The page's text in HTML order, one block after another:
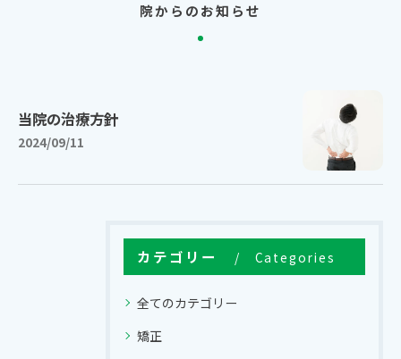
院からのお知らせ
当院の治療方針
2024/09/11
カテゴリー Categories
全てのカテゴリー
矯正